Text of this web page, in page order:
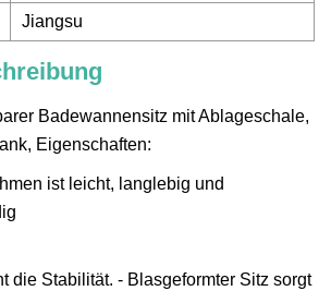
Jiangsu
Badewannensitz mit Ablageschale,
Eigenschaften:
ist leicht, langlebig und
die Stabilität. - Blasgeformter Sitz sorgt